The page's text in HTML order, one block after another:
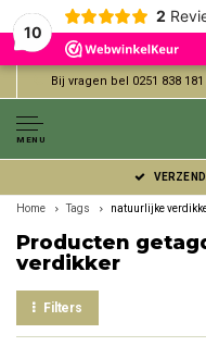
10
2
Bij vragen bel 0251 838 181
MENU
Home Tags natuurlijke
Producten
verdikker
Filters